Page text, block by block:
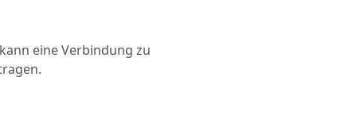
eine Verbindung zu